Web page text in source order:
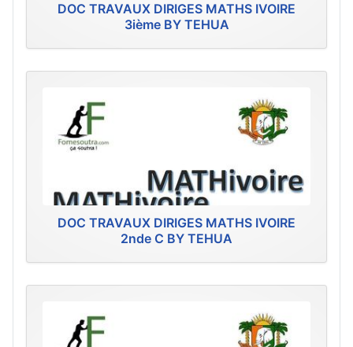
DOC TRAVAUX DIRIGES MATHS IVOIRE
3ième BY TEHUA
DOC TRAVAUX DIRIGES MATHS IVOIRE
2nde C BY TEHUA